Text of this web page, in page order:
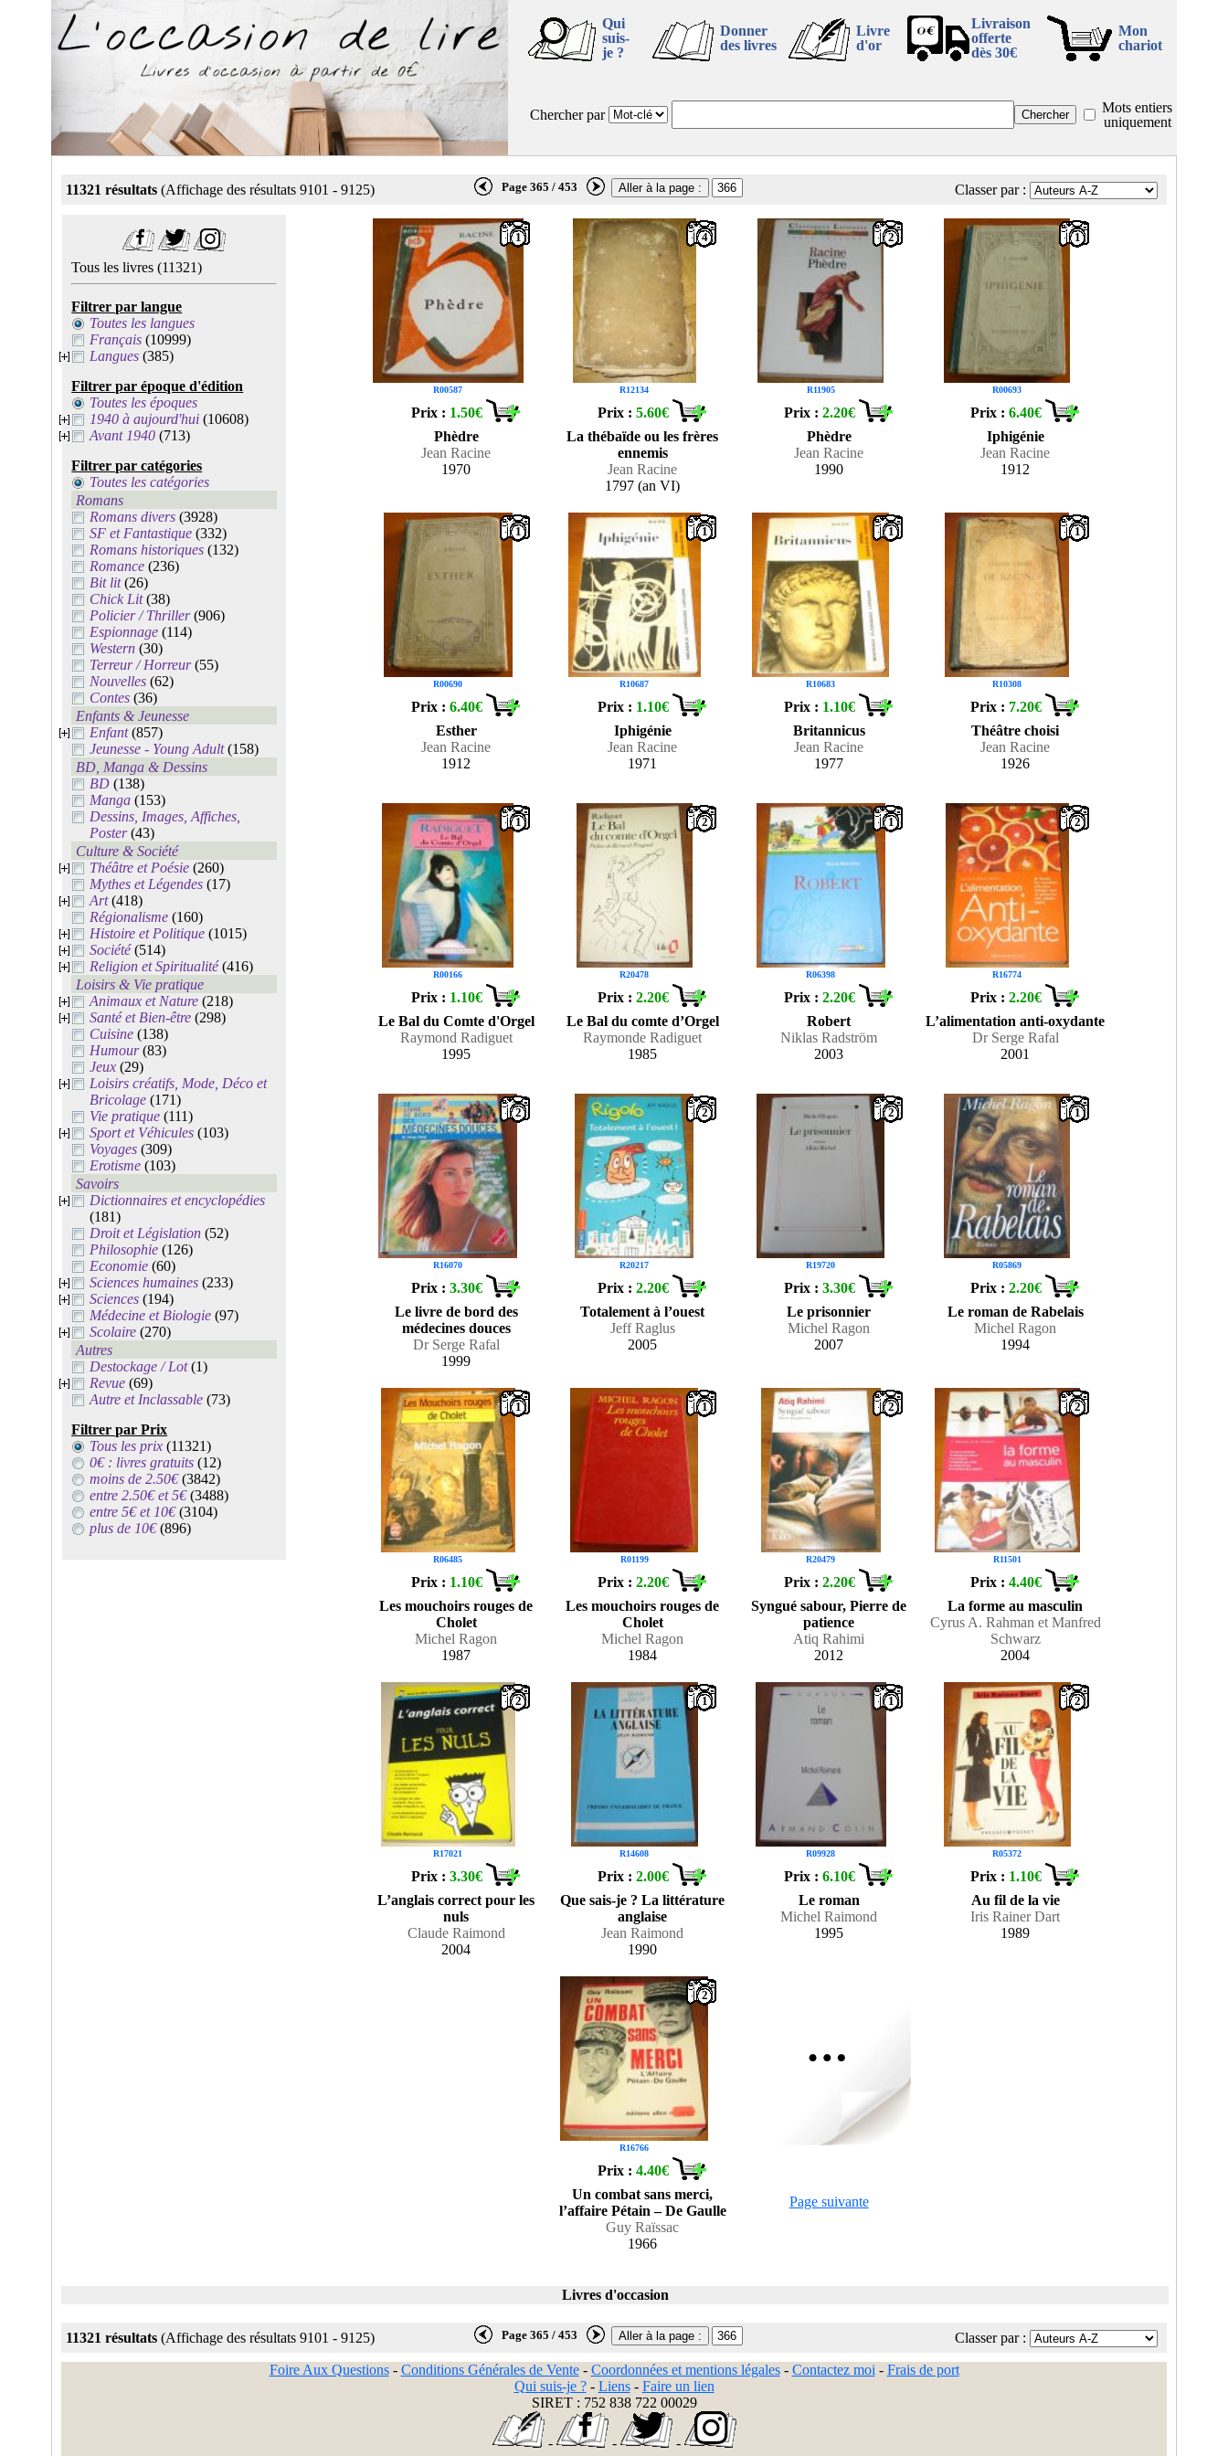
Qui
suis-
je ?
Donner
des livres
Livre
d'or
Livraison
offerte
dès 30€
Mon
chariot
Chercher par
Mots entiers
uniquement
11321 résultats (Affichage des résultats 9101 - 9125) Page 365 / 453 Classer par :
Tous les livres(11321)
Filtrer par langue
Toutes les langues
Français (10999)
Langues (385)
Filtrer par époque d'édition
Toutes les époques
1940 à aujourd'hui (10608)
Avant 1940 (713)
Filtrer par catégories
Toutes les catégories
Romans
Romans divers (3928)
SF et Fantastique (332)
Romans historiques (132)
Romance (236)
Bit lit(26)
Chick Lit(38)
Policier / Thriller(906)
Espionnage (114)
Western (30)
Terreur / Horreur(55)
Nouvelles (62)
Contes (36)
Enfants & Jeunesse
Enfant(857)
Jeunesse - Young Adult(158)
BD, Manga & Dessins
BD (138)
Manga (153)
Dessins, Images, Affiches,
Poster(43)
Culture & Société
Théâtre et Poésie (260)
Mythes et Légendes (17)
Art(418)
Régionalisme (160)
Histoire et Politique (1015)
Société(514)
Religion et Spiritualité(416)
Loisirs & Vie pratique
Animaux et Nature (218)
Santé et Bien-être (298)
Cuisine (138)
Humour(83)
Jeux (29)
Loisirs créatifs, Mode, Déco et
Bricolage (171)
Vie pratique (111)
Sport et Véhicules (103)
Voyages (309)
Erotisme (103)
Savoirs
Dictionnaires et encyclopédies
(181)
Droit et Législation (52)
Philosophie (126)
Economie (60)
Sciences humaines (233)
Sciences (194)
Médecine et Biologie (97)
Scolaire (270)
Autres
Destockage / Lot(1)
Revue (69)
Autre et Inclassable (73)
Filtrer par Prix
Tous les prix(11321)
0€ : livres gratuits (12)
moins de 2.50€(3842)
entre 2.50€ et 5€(3488)
entre 5€ et 10€(3104)
plus de 10€(896)
R00587
1
Prix : 1.50€
Phèdre
Jean Racine
1970
R12134
4
Prix :5.60€
La thébaïde ou les frères
ennemis
Jean Racine
1797 (an VI)
R11905
2
Prix :2.20€
Phèdre
Jean Racine
1990
R00693
1
Prix :6.40€
Iphigénie
Jean Racine
1912
R00690
1
Prix :6.40€
Esther
Jean Racine
1912
R10687
1
Prix : 1.10€
Iphigénie
Jean Racine
1971
R10683
1
Prix : 1.10€
Britannicus
Jean Racine
1977
R10308
1
Prix : 7.20€
Théâtre choisi
Jean Racine
1926
R00166
1
Prix : 1.10€
Le Bal du Comte d'Orgel
Raymond Radiguet
1995
R20478
2
Prix :2.20€
Le Bal du comte d’Orgel
Raymonde Radiguet
1985
R06398
1
Prix :2.20€
Robert
Niklas Radström
2003
R16774
2
Prix :2.20€
L’alimentation anti-oxydante
Dr Serge Rafal
2001
R16070
2
Prix :3.30€
Le livre de bord des
médecines douces
Dr Serge Rafal
1999
R20217
2
Prix :2.20€
Totalement à l’ouest
Jeff Raglus
2005
R19720
2
Prix :3.30€
Le prisonnier
Michel Ragon
2007
R05869
1
Prix :2.20€
Le roman de Rabelais
Michel Ragon
1994
R06485
1
Prix : 1.10€
Les mouchoirs rouges de
Cholet
Michel Ragon
1987
R01199
1
Prix :2.20€
Les mouchoirs rouges de
Cholet
Michel Ragon
1984
R20479
2
Prix :2.20€
Syngué sabour, Pierre de
patience
Atiq Rahimi
2012
R11501
2
Prix :4.40€
La forme au masculin
Cyrus A. Rahman et Manfred
Schwarz
2004
R17021
2
Prix :3.30€
L’anglais correct pour les
nuls
Claude Raimond
2004
R14608
1
Prix :2.00€
Que sais-je ? La littérature
anglaise
Jean Raimond
1990
R09928
1
Prix :6.10€
Le roman
Michel Raimond
1995
R05372
2
Prix : 1.10€
Au fil de la vie
Iris Rainer Dart
1989
R16766
2
Prix :4.40€
Un combat sans merci,
l’affaire Pétain – De Gaulle
Guy Raïssac
1966
Page suivante
Livres d'occasion
11321 résultats (Affichage des résultats 9101 - 9125) Page 365 / 453 Classer par :
Foire Aux Questions- Conditions Générales de Vente- Coordonnées et mentions légales- Contactez moi - Frais de port
Qui suis-je ?- Liens- Faire un lien
SIRET : 752 838 722 00029
- - -